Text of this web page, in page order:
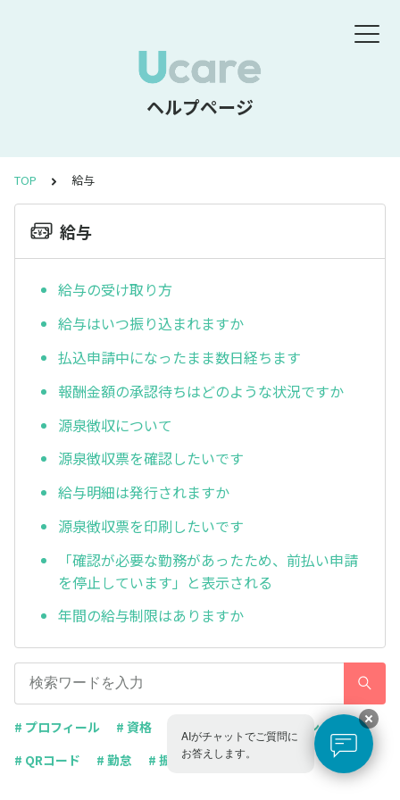
ヘルプページ
TOP 給与
給与
給与の受け取り方
給与はいつ振り込まれますか
払込申請中になったまま数日経ちます
報酬金額の承認待ちはどのような状況ですか
源泉徴収について
源泉徴収票を確認したいです
給与明細は発行されますか
源泉徴収票を印刷したいです
「確認が必要な勤務があったため、前払い申請
を停止しています」と表示される
年間の給与制限はありますか
# プロフィール # 資格
# キャンセル
# QRコード
# 勤怠 # 振込申請 # 給与
AIがチャットでご質問に
お答えします。